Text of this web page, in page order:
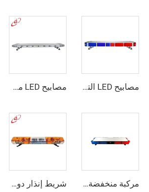
مصابيح LED التحذيرية للشرطة في جميع الاتجاهات مصابيح LED معدنية قبة مضيئة للاستخدام الشرطي
مركبة منخفضة الارتفاع مزودة بمصابيح LED شريط إنذار دوار هالوجين متعدد الزوايا